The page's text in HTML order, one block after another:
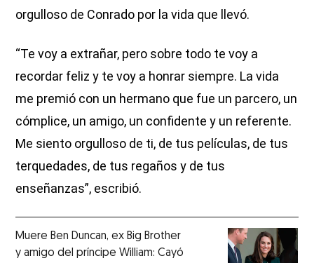
orgulloso de Conrado por la vida que llevó.
“Te voy a extrañar, pero sobre todo te voy a
recordar feliz y te voy a honrar siempre. La vida
me premió con un hermano que fue un parcero, un
cómplice, un amigo, un confidente y un referente.
Me siento orgulloso de ti, de tus películas, de tus
terquedades, de tus regaños y de tus
enseñanzas”, escribió.
Muere Ben Duncan, ex Big Brother
y amigo del príncipe William: Cayó